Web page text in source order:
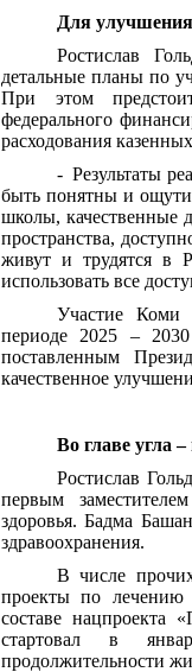
Для
Ростислав
детальные планы по
При этом
федерального
расходования
- Результаты
быть понятны и
школы, качественные
пространства,
живут и трудятся в
использовать все
Участие Коми
периоде 2025 –
поставленным
качественное
Во главе угла
Ростислав
первым
здоровья. Бадма
здравоохранения.
В числе
проекты по лечению
составе нацпроекта
стартовал в
продолжительности